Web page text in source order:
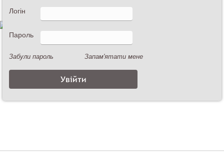
Логін
Пароль
Забули пароль Запам'ятати мене